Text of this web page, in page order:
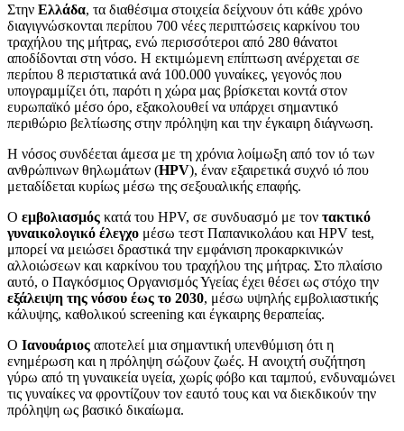
Στην Ελλάδα, τα διαθέσιμα στοιχεία δείχνουν ότι κάθε χρόνο
διαγιγνώσκονται περίπου 700 νέες περιπτώσεις καρκίνου του
τραχήλου της μήτρας, ενώ περισσότεροι από 280 θάνατοι
αποδίδονται στη νόσο. Η εκτιμώμενη επίπτωση ανέρχεται σε
περίπου 8 περιστατικά ανά 100.000 γυναίκες, γεγονός που
υπογραμμίζει ότι, παρότι η χώρα μας βρίσκεται κοντά στον
ευρωπαϊκό μέσο όρο, εξακολουθεί να υπάρχει σημαντικό
περιθώριο βελτίωσης στην πρόληψη και την έγκαιρη διάγνωση.
Η νόσος συνδέεται άμεσα με τη χρόνια λοίμωξη από τον ιό των
ανθρώπινων θηλωμάτων (HPV), έναν εξαιρετικά συχνό ιό που
μεταδίδεται κυρίως μέσω της σεξουαλικής επαφής.
Ο εμβολιασμός κατά του HPV, σε συνδυασμό με τον τακτικό
γυναικολογικό έλεγχο μέσω τεστ Παπανικολάου και HPV test,
μπορεί να μειώσει δραστικά την εμφάνιση προκαρκινικών
αλλοιώσεων και καρκίνου του τραχήλου της μήτρας. Στο πλαίσιο
αυτό, ο Παγκόσμιος Οργανισμός Υγείας έχει θέσει ως στόχο την
εξάλειψη της νόσου έως το 2030, μέσω υψηλής εμβολιαστικής
κάλυψης, καθολικού screening και έγκαιρης θεραπείας.
Ο Ιανουάριος αποτελεί μια σημαντική υπενθύμιση ότι η
ενημέρωση και η πρόληψη σώζουν ζωές. Η ανοιχτή συζήτηση
γύρω από τη γυναικεία υγεία, χωρίς φόβο και ταμπού, ενδυναμώνει
τις γυναίκες να φροντίζουν τον εαυτό τους και να διεκδικούν την
πρόληψη ως βασικό δικαίωμα.